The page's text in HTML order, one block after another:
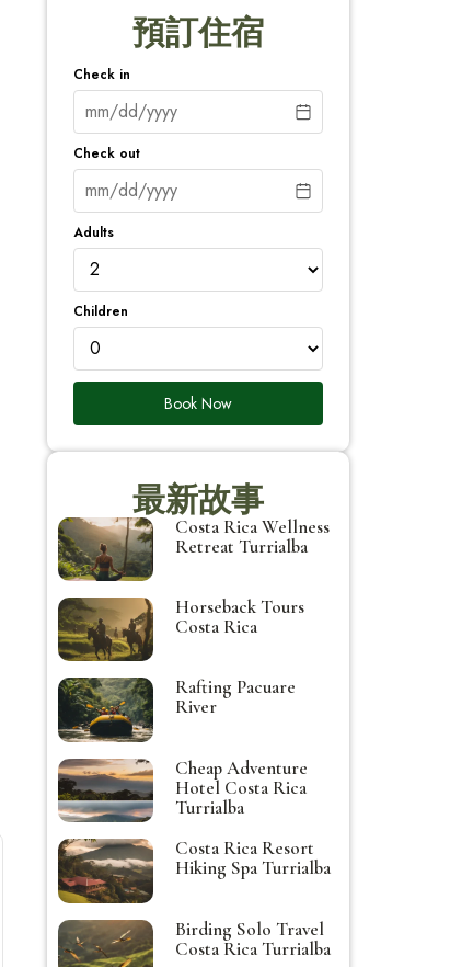
預訂住宿
Check in
Check out
Adults
Children
Book Now
最新故事
Costa Rica Wellness
Retreat Turrialba
Horseback Tours
Costa Rica
Rafting Pacuare
River
Cheap Adventure
Hotel Costa Rica
Turrialba
Costa Rica Resort
Hiking Spa Turrialba
Birding Solo Travel
Costa Rica Turrialba